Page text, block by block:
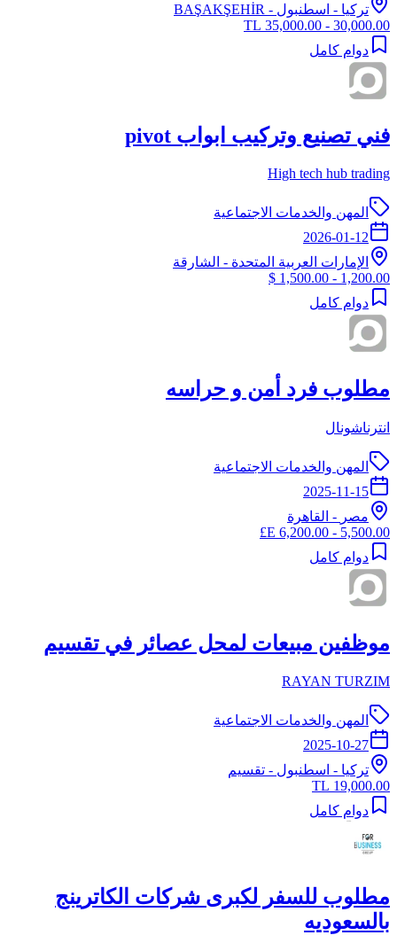
تركيا - اسطنبول - BAŞAKŞEHİR
30,000.00 - 35,000.00 TL
دوام كامل
فني تصنيع وتركيب ابواب pivot
High tech hub trading
المهن والخدمات الاجتماعية
2026-01-12
الإمارات العربية المتحدة - الشارقة
1,200.00 - 1,500.00 $
دوام كامل
مطلوب فرد أمن و حراسه
انترناشونال
المهن والخدمات الاجتماعية
2025-11-15
مصر - القاهرة
5,500.00 - 6,200.00 E£
دوام كامل
موظفين مبيعات لمحل عصائر في تقسيم
RAYAN TURZIM
المهن والخدمات الاجتماعية
2025-10-27
تركيا - اسطنبول - تقسيم
19,000.00 TL
دوام كامل
مطلوب للسفر لكبرى شركات الكاترينج
بالسعوديه